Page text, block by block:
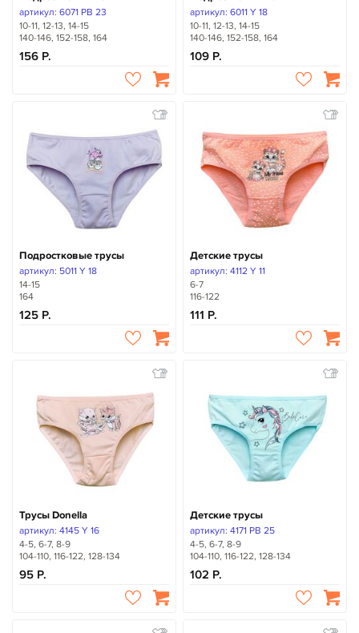
артикул: 6071 PB 23
10-11, 12-13, 14-15
140-146, 152-158, 164
156
артикул: 6011 Y 18
10-11, 12-13, 14-15
140-146, 152-158, 164
109
Подростковые трусы
артикул: 5011 Y 18
14-15
164
125
Детские трусы
артикул: 4112 Y 11
6-7
116-122
111
Трусы Donella
артикул: 4145 Y 16
4-5, 6-7, 8-9
104-110, 116-122, 128-134
95
Детские трусы
артикул: 4171 PB 25
4-5, 6-7, 8-9
104-110, 116-122, 128-134
102